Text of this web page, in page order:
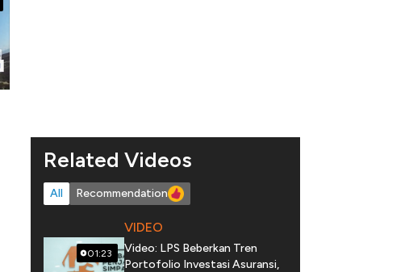
Related Videos
All Recommendation
01:23
VIDEO
Video: LPS Beberkan Tren
Portofolio Investasi Asuransi,